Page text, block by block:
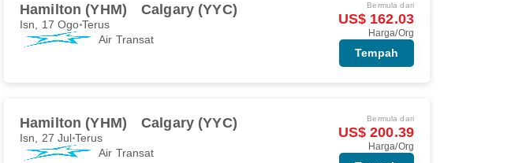
Hamilton (YHM) Calgary (YYC)
Isn, 17 Ogo Terus
Air Transat
Bermula dari
US$ 162.03
Harga/Org
Tempah
Hamilton (YHM) Calgary (YYC)
Isn, 27 Jul Terus
Air Transat
Bermula dari
US$ 200.39
Harga/Org